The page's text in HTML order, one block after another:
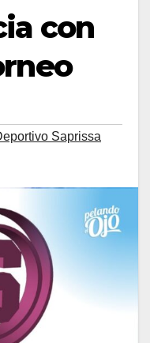
con
Saprissa